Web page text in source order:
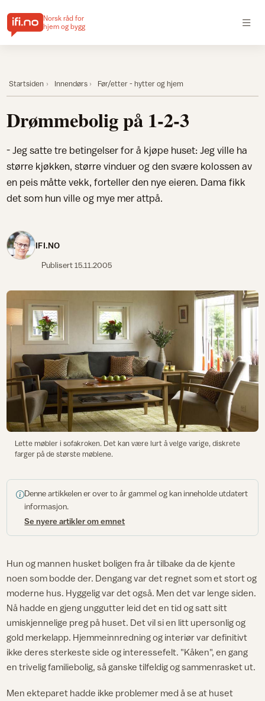
Norsk råd for
hjem og bygg
Startsiden Innendørs Før/etter - hytter og hjem
Drømmebolig på 1-2-3
- Jeg satte tre betingelser for å kjøpe huset: Jeg ville ha
større kjøkken, større vinduer og den svære kolossen av
en peis måtte vekk, forteller den nye eieren. Dama fikk
det som hun ville og mye mer attpå.
IFI.NO
Publisert15.11.2005
Lette møbler i sofakroken. Det kan være lurt å velge varige, diskrete
farger på de største møblene.
Denne artikkelen er over to år gammel og kan inneholde utdatert
informasjon.
Se nyere artikler om emnet
Hun og mannen husket boligen fra år tilbake da de kjente
noen som bodde der. Dengang var det regnet som et stort og
moderne hus. Hyggelig var det også. Men det var lenge siden.
Nå hadde en gjeng unggutter leid det en tid og satt sitt
umiskjennelige preg på huset. Det vil si en litt upersonlig og
gold merkelapp. Hjemmeinnredning og interiør var definitivt
ikke deres sterkeste side og interessefelt. "Kåken", en gang
en trivelig familiebolig, så ganske tilfeldig og sammenrasket ut.
Men ekteparet hadde ikke problemer med å se at huset